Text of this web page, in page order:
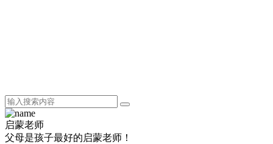
启蒙老师
父母是孩子最好的启蒙老师！